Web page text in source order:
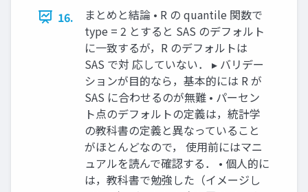
16.
まとめと結論 • R の quantile 関数で
type = 2 とすると SAS のデフォルト
に一致するが，R のデフォルトは
SAS で対 応していない． ▸ バリデー
ションが目的なら，基本的には R が
SAS に合わせるのが無難 • パーセン
ト点のデフォルトの定義は，統計学
の教科書の定義と異なっていること
がほとんどなので， 使用前にはマニ
ュアルを読んで確認する． • 個人的に
は，教科書で勉強した（イメージし